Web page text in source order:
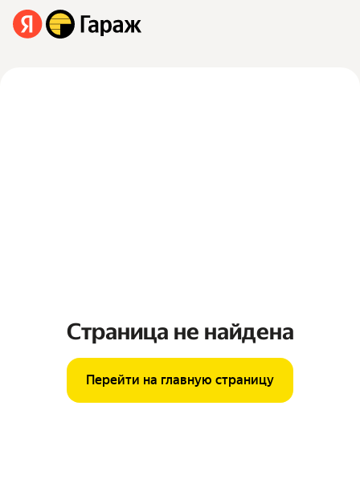
Страница не найдена
Перейти на главную страницу